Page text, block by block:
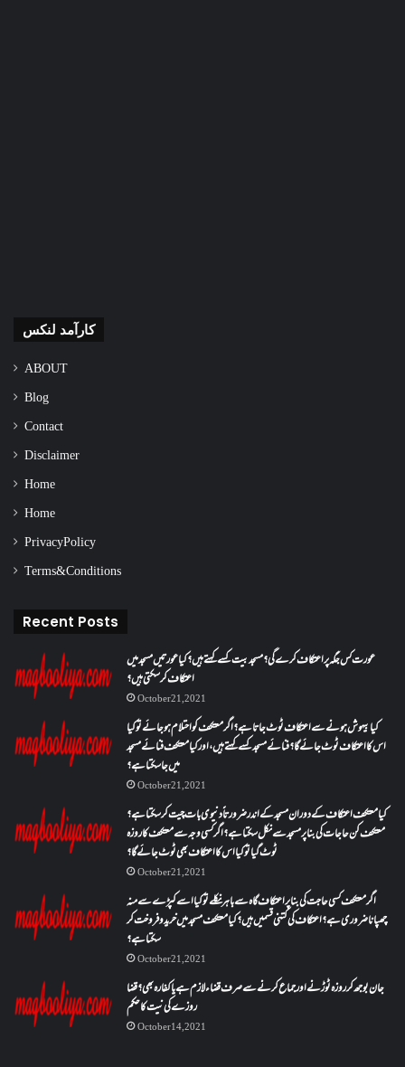
کارآمد لنکس
ABOUT
Blog
Contact
Disclaimer
Home
Home
Privacy Policy
Terms & Conditions
Recent Posts
عورت کس جگہ پر اعتکاف کرے گی؟مسجد بیت کسے کہتے ہیں؟کیا عورتیں مسجد میں
اعتکاف کر سکتی ہیں؟
October 21, 2021
کیا بیہوش ہونے سے اعتکاف ٹوٹ جاتا ہے؟ اگر معتکف کو احتلام ہو جائے تو کیا
اس کا اعتکاف ٹوٹ جائے گا؟فنائے مسجد کسے کہتے ہیں ، اور کیا معتکف فنائے مسجد
میں جا سکتا ہے؟
October 21, 2021
کیا معتکف اعتکاف کے دوران مسجد کے اندر ضرورتاً دنیوی بات چیت کر سکتا ہے؟
معتکف کن حاجات کی بنا پر مسجد سے نکل سکتا ہے؟ اگر کسی وجہ سے معتکف کا روزہ
ٹوٹ گیا تو کیا اس کا اعتکاف بھی ٹوٹ جائے گا؟
October 21, 2021
اگر معتکف کسی حاجت کی بنا پر اعتکاف گاہ سے باہر نکلے تو کیا اسے کپڑے سے منہ
چھپانا ضروری ہے؟اعتکاف کی کتنی قسمیں ہیں؟کیا معتکف مسجد میں خرید و فروخت کر
سکتا ہے؟
October 21, 2021
جان بوجھ کر روزہ ٹوڑنے اور جماع کرنے سے صرف قضاء لازم ہے یا کفارہ بھی؟ قضا
روزے کی نیت کا حکم
October 14, 2021